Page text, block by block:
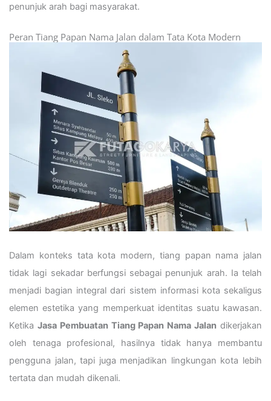
penunjuk arah bagi masyarakat.
Peran Tiang Papan Nama Jalan dalam Tata Kota Modern
Dalam konteks tata kota modern, tiang papan nama jalan
tidak lagi sekadar berfungsi sebagai penunjuk arah. Ia telah
menjadi bagian integral dari sistem informasi kota sekaligus
elemen estetika yang memperkuat identitas suatu kawasan.
Ketika Jasa Pembuatan Tiang Papan Nama Jalan dikerjakan
oleh tenaga profesional, hasilnya tidak hanya membantu
pengguna jalan, tapi juga menjadikan lingkungan kota lebih
tertata dan mudah dikenali.